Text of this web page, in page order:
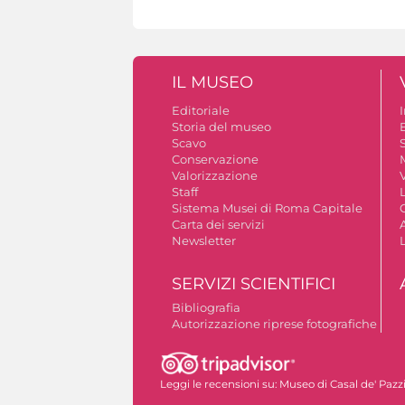
IL MUSEO
Editoriale
Storia del museo
Scavo
Conservazione
Valorizzazione
Staff
Sistema Musei di Roma Capitale
Carta dei servizi
Newsletter
SERVIZI SCIENTIFICI
Bibliografia
Autorizzazione riprese fotografiche
Leggi le recensioni su: Museo di Casal de' Pazzi